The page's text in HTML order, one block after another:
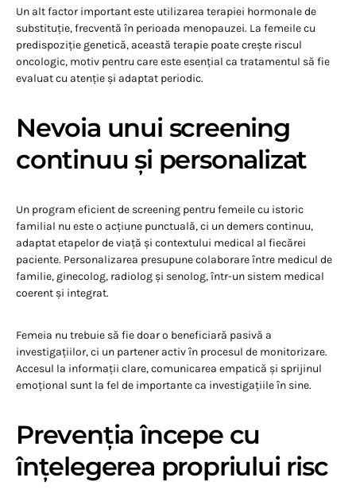
Un alt factor important este utilizarea terapiei hormonale de
substituție, frecventă în perioada menopauzei. La femeile cu
predispoziție genetică, această terapie poate crește riscul
oncologic, motiv pentru care este esențial ca tratamentul să fie
evaluat cu atenție și adaptat periodic.
Nevoia unui screening
continuu și personalizat
Un program eficient de screening pentru femeile cu istoric
familial nu este o acțiune punctuală, ci un demers continuu,
adaptat etapelor de viață și contextului medical al fiecărei
paciente. Personalizarea presupune colaborare între medicul de
familie, ginecolog, radiolog și senolog, într-un sistem medical
coerent și integrat.
Femeia nu trebuie să fie doar o beneficiară pasivă a
investigațiilor, ci un partener activ în procesul de monitorizare.
Accesul la informații clare, comunicarea empatică și sprijinul
emoțional sunt la fel de importante ca investigațiile în sine.
Prevenția începe cu
înțelegerea propriului risc